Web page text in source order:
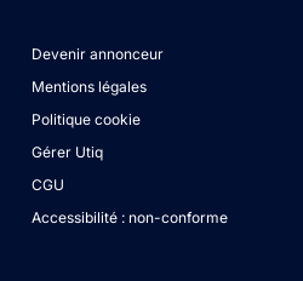
Devenir annonceur
Mentions légales
Politique cookie
Gérer Utiq
CGU
Accessibilité : non-conforme